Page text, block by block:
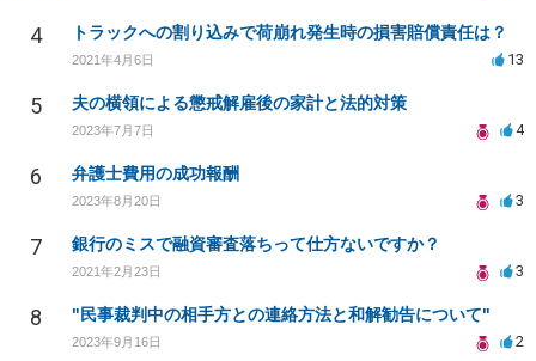
4 トラックへの割り込みで荷崩れ発生時の損害賠償責任は？
2021年4月6日 13
5 夫の横領による懲戒解雇後の家計と法的対策
2023年7月7日 4
6 弁護士費用の成功報酬
2023年8月20日 3
7 銀行のミスで融資審査落ちって仕方ないですか？
2021年2月23日 3
8 "民事裁判中の相手方との連絡方法と和解勧告について"
2023年9月16日 2